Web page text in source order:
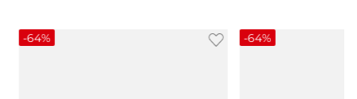
-64% -64%